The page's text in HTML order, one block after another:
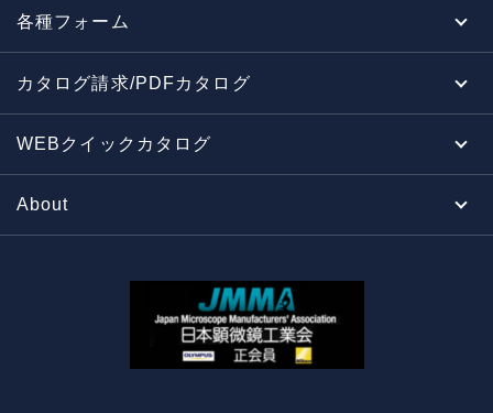
各種フォーム
カタログ請求/PDFカタログ
WEBクイックカタログ
About